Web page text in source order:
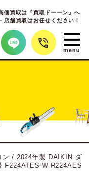
価買取は『買取ドーーン』へ
店舗買取はお任せください！
ン / 2024年製 DAIKIN ダ
F224ATES-W R224AES